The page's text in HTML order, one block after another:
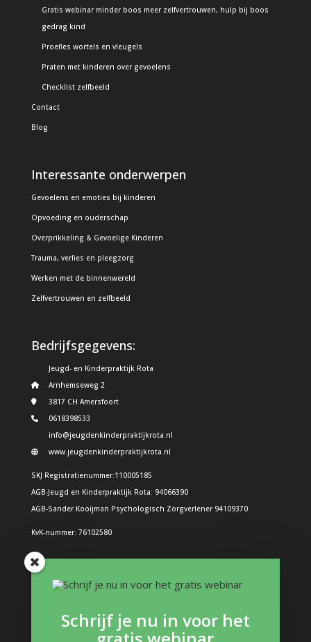
Gratis webinar minder boos meer zelfvertrouwen, hulp bij boos
gedrag kind
Proefles wortels en vleugels
Praten met kinderen over gevoelens
Checklist zelfbeeld
Contact
Blog
Interessante onderwerpen
Gevoelens en emoties bij kinderen
Opvoeding en ouderschap
Overprikkeling & Gevoelige Kinderen
Trauma, verlies en pleegzorg
Werken met de binnenwereld
Zelfvertrouwen en zelfbeeld
Bedrijfsgegevens:
Jeugd- en Kinderpraktijk Rota
Arnhemseweg 2
3817 CH Amersfoort
0618398533
info@jeugdenkinderpraktijkrota.nl
www.jeugdenkinderpraktijkrota.nl
SKJ Registratienummer:110005185
AGB-Jeugd en Kinderpraktijk Rota: 94066390
AGB-Sander Kooijman Psychologisch Zorgverlener 94109370
KvK-nummer: 76102580
Problemen bij kinderen
Structuur in de dag: Hoe doe je dat?
Boeken en interessante links
Schrijf je nu in voor het